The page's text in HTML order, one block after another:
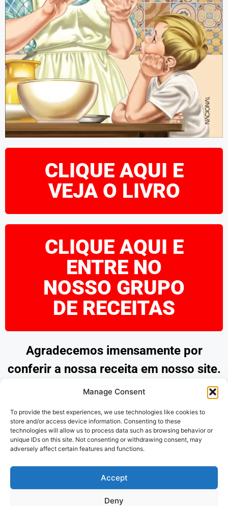
Manage Consent
To provide the best experiences, we use technologies like cookies to
store and/or access device information. Consenting to these
technologies will allow us to process data such as browsing behavior or
unique IDs on this site. Not consenting or withdrawing consent, may
adversely affect certain features and functions.
Accept
Deny
CLIQUE AQUI E
VEJA O LIVRO
CLIQUE AQUI E
ENTRE NO
NOSSO GRUPO
DE RECEITAS
Agradecemos imensamente por
conferir a nossa receita em nosso site.
Esperamos que tenha encontrado
pratos deliciosos. Continue explorando
as nossas opções e desfrute de
Obrigado por nos acompanhar!